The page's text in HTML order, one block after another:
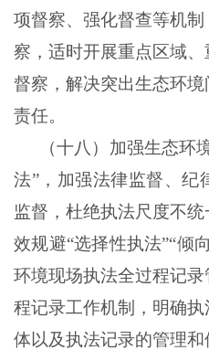
项督察、强化督查等机
察，适时开展重点区域
督察，解决突出生态环
责任。
（十八）加强生态环
法”，加强法律监督、纪
监督，杜绝执法尺度不
效规避“选择性执法”“倾
环境现场执法全过程记
程记录工作机制，明确
体以及执法记录的管理